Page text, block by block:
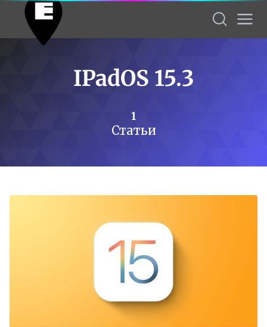
IPadOS 15.3
1
Статьи